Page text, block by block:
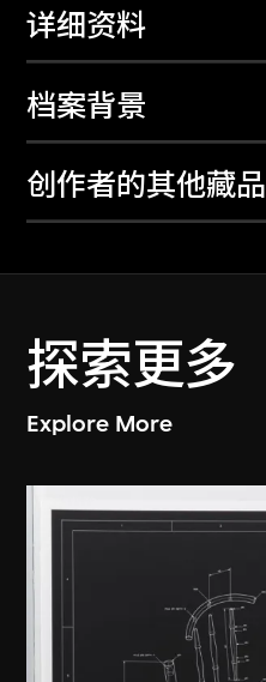
详细资料
档案背景
创作者的其他藏品
探索更多
Explore More